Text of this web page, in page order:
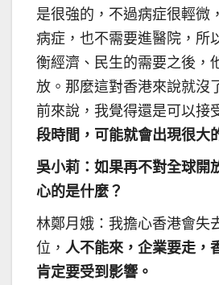
是很強的，不過病症很輕微
病症，也不需要進醫院，所
衡經濟、民生的需要之後，
放。那麼這對香港來說就沒
前來說，我覺得還是可以接
段時間，可能就會出現很大
吳小莉：如果再不對全球開
心的是什麼？
林鄭月娥：我擔心香港會失
位， 人不能來，企業要走，
肯定要受到影響。